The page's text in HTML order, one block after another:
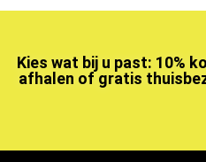
Kies wat bij u past: 10%
afhalen of gratis